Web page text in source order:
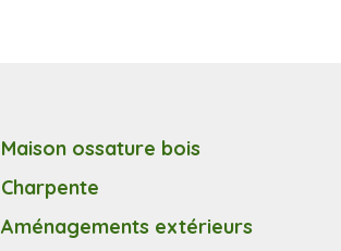
Maison ossature bois
Charpente
Aménagements extérieurs